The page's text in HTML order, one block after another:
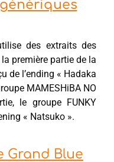
des extraits des
première partie de la
de l’ending « Hadaka
MAMESHiBA NO
le groupe FUNKY
« Natsuko ».
Grand Blue